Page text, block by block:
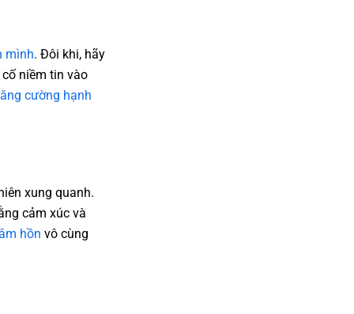
mình. Đôi khi, hãy
niềm tin vào
cường hạnh
xung quanh.
cảm xúc và
hồn vô cùng